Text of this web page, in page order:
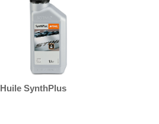
Huile SynthPlus